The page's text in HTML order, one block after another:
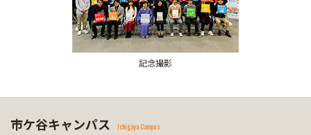
記念撮影
市ケ谷キャンパス Ichigaya Campus